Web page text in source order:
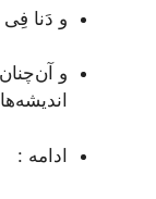
و دَنا
و
ادامه :